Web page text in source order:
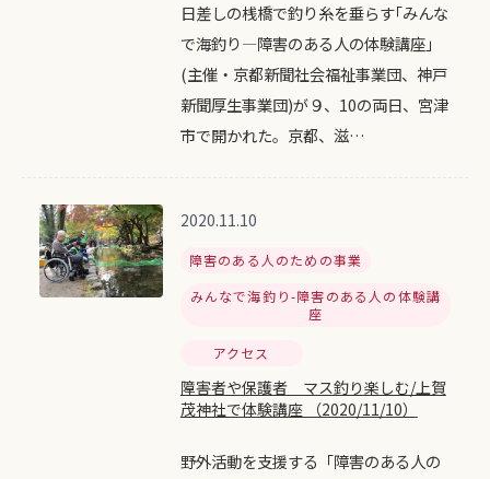
日差しの桟橋で釣り糸を垂らす｢みんな
で海釣り―障害のある人の体験講座｣
(主催・京都新聞社会福祉事業団、神戸
新聞厚生事業団)が９、10の両日、宮津
市で開かれた。京都、滋…
2020.11.10
障害のある人のための事業
みんなで海釣り-障害のある人の体験講
座
アクセス
障害者や保護者 マス釣り楽しむ/上賀
茂神社で体験講座 （2020/11/10）
野外活動を支援する「障害のある人の